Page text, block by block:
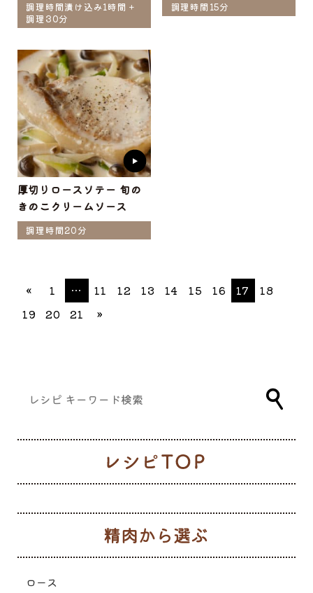
調理時間漬け込み1時間＋
調理30分
調理時間15分
厚切りロースソテー 旬の
きのこクリームソース
調理時間20分
« 1 … 11 12 13 14 15 16 17
18
19
20 21 »
ロース